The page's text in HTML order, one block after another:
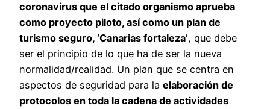
coronavirus que el citado organismo aprueba
como proyecto piloto, así como un plan de
turismo seguro, ‘Canarias fortaleza’, que debe
ser el principio de lo que ha de ser la nueva
normalidad/realidad. Un plan que se centra en
aspectos de seguridad para la elaboración de
protocolos en toda la cadena de actividades